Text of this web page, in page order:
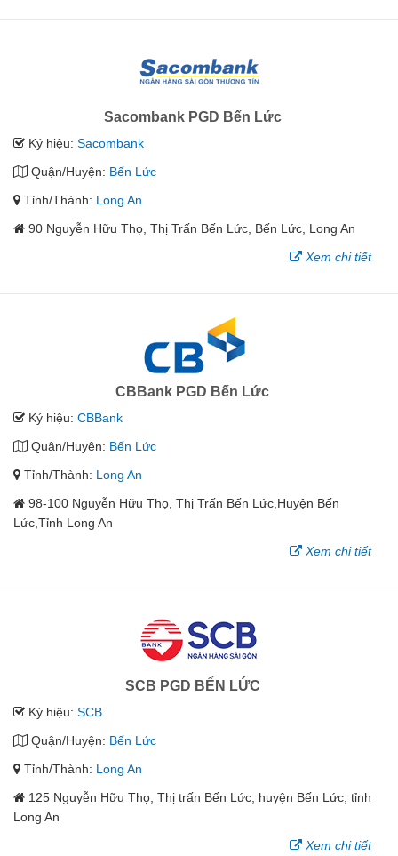
Sacombank PGD Bến Lức
Ký hiệu: Sacombank
Quận/Huyện: Bến Lức
Tỉnh/Thành: Long An
90 Nguyễn Hữu Thọ, Thị Trấn Bến Lức, Bến Lức, Long An
Xem chi tiết
CBBank PGD Bến Lức
Ký hiệu: CBBank
Quận/Huyện: Bến Lức
Tỉnh/Thành: Long An
98-100 Nguyễn Hữu Thọ, Thị Trấn Bến Lức,Huyện Bến
Lức,Tỉnh Long An
Xem chi tiết
SCB PGD BẾN LỨC
Ký hiệu: SCB
Quận/Huyện: Bến Lức
Tỉnh/Thành: Long An
125 Nguyễn Hữu Thọ, Thị trấn Bến Lức, huyện Bến Lức, tỉnh
Long An
Xem chi tiết